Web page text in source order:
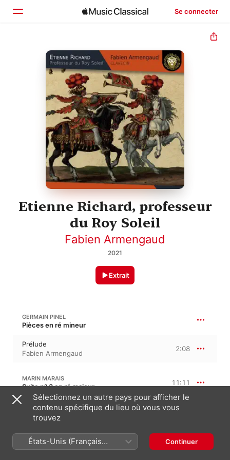
Se connecter
Accueil
Parcourir
Rechercher
Etienne Richard, professeur
du Roy Soleil
Fabien Armengaud
2021
Extrait
GERMAIN PINEL
Pièces en ré mineur
Prélude
Fabien Armengaud
2:08
MARIN MARAIS
Suite nº 3 en ré majeur 11:11
Allemande
Fabien Armengaud
3:18
Allemande (—)
Fabien Armengaud
1:38
Sélectionnez un autre pays pour afficher le
contenu spécifique du lieu où vous vous
trouvez
États-Unis (Français
France)
Continuer